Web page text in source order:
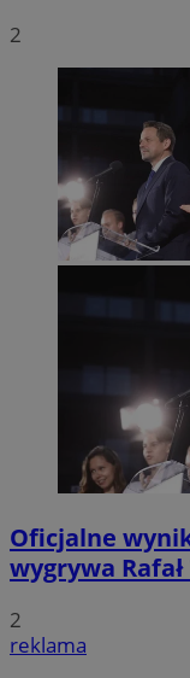
2
Oficjalne
wygrywa
2
reklama